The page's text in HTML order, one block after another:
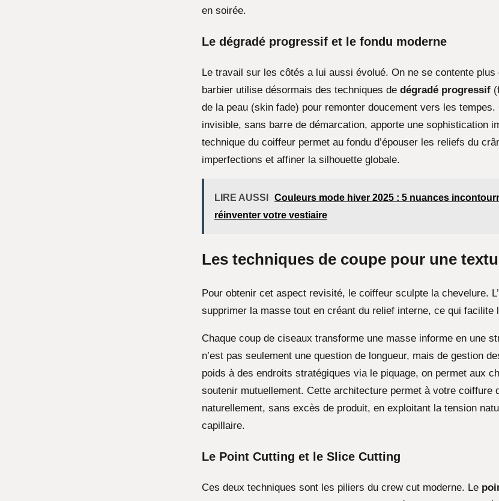
en soirée.
Le dégradé progressif et le fondu moderne
Le travail sur les côtés a lui aussi évolué. On ne se contente plus
barbier utilise désormais des techniques de dégradé progressif
de la peau (skin fade) pour remonter doucement vers les
invisible, sans barre de démarcation, apporte une sophistication
technique du coiffeur permet au fondu d’épouser les reliefs du
imperfections et affiner la silhouette globale.
LIRE AUSSI
Couleurs mode hiver 2025 : 5 nuances
réinventer votre vestiaire
Les techniques de coupe pour une
Pour obtenir cet aspect revisité, le coiffeur sculpte la chevelure.
supprimer la masse tout en créant du relief interne, ce qui facilite
Chaque coup de ciseaux transforme une masse informe en une
n’est pas seulement une question de longueur, mais de gestion
poids à des endroits stratégiques via le piquage, on permet aux
soutenir mutuellement. Cette architecture permet à votre coiffure
naturellement, sans excès de produit, en exploitant la tension
capillaire.
Le Point Cutting et le Slice Cutting
Ces deux techniques sont les piliers du crew cut moderne. Le